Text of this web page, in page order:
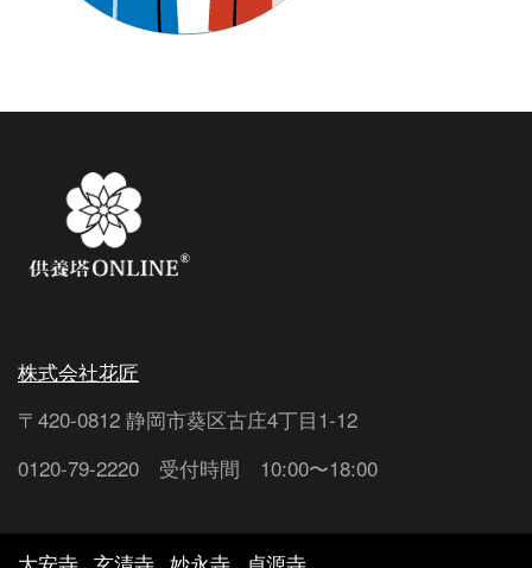
株式会社花匠
〒420-0812 静岡市葵区古庄4丁目1-12
0120-79-2220 受付時間 10:00〜18:00